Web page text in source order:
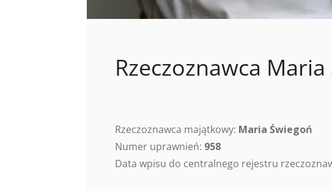
Rzeczoznawca
Rzeczoznawca majątkowy: Maria Świegoń
Numer uprawnień: 958
Data wpisu do centralnego rejestru